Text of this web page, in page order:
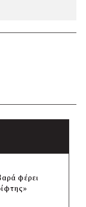
φέρει